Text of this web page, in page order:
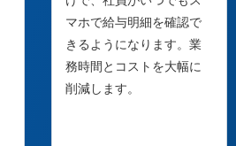
マホで給与明細を確認で
きるようになります。業
務時間とコストを大幅に
削減します。